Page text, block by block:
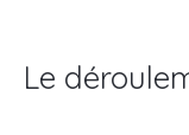
Le